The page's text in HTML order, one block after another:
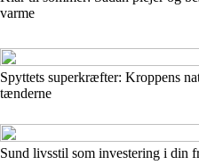
varme
Spyttets superkræfter: Kroppens
tænderne
Sund livsstil som investering i din